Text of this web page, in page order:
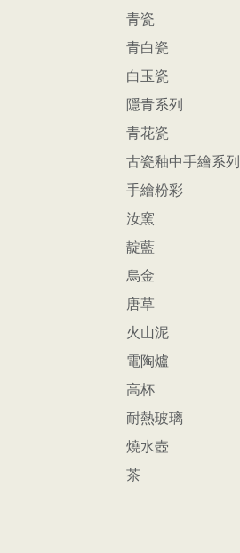
青瓷
青白瓷
白玉瓷
隱青系列
青花瓷
古瓷釉中手繪系列
手繪粉彩
汝窯
靛藍
烏金
唐草
火山泥
電陶爐
高杯
耐熱玻璃
燒水壺
茶